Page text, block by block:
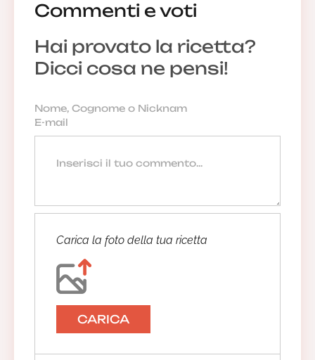
Commenti e voti
Hai provato la ricetta?
Dicci cosa ne pensi!
Carica la foto della tua ricetta
CARICA